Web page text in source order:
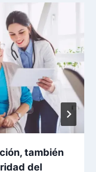
también
del